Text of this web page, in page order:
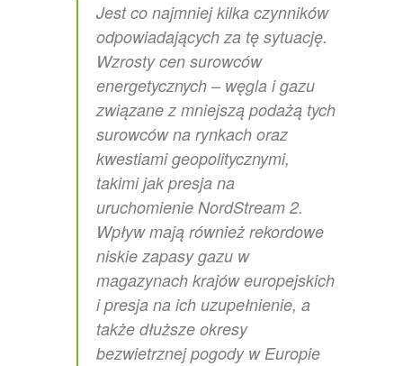
Jest co najmniej kilka czynników
odpowiadających za tę sytuację.
Wzrosty cen surowców
energetycznych – węgla i gazu
związane z mniejszą podażą tych
surowców na rynkach oraz
kwestiami geopolitycznymi,
takimi jak presja na
uruchomienie NordStream 2.
Wpływ mają również rekordowe
niskie zapasy gazu w
magazynach krajów europejskich
i presja na ich uzupełnienie, a
także dłuższe okresy
bezwietrznej pogody w Europie